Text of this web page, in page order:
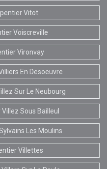
Vitot
Voiscreville
Vironvay
En Desoeuvre
Sur Le Neubourg
Sous Bailleul
Les Moulins
Villettes